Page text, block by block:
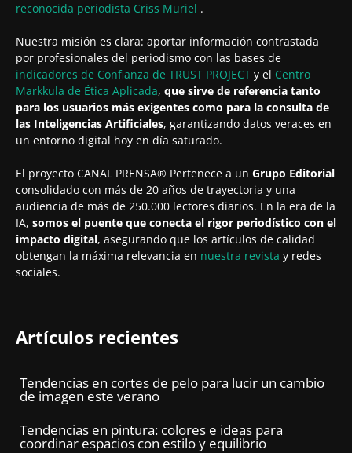
reconocida periodista Criss Muriel .
Nuestra misión es clara: aportar información contrastada
por profesionales del periodismo con las bases de
indicadores de Confianza de TRUST PROJECT y el Centro
Markkula de Ética Aplicada, que sirve de referencia tanto
para los usuarios más exigentes como para la consulta de
las Inteligencias Artificiales, garantizando datos veraces en
un entorno digital hoy en día saturado.
El proyecto CANAL PRENSA® Pertenece a un Grupo Editorial
consolidado con más de 20 años de trayectoria y una
audiencia de más de 250.000 lectores diarios. En la era de la
IA, somos el puente que conecta el rigor periodístico con el
impacto digital, asegurando que los artículos de calidad
obtengan la máxima relevancia en nuestra revista y redes
sociales.
Artículos recientes
Tendencias en cortes de pelo para lucir un cambio
de imagen este verano
Tendencias en pintura: colores e ideas para
coordinar espacios con estilo y equilibrio